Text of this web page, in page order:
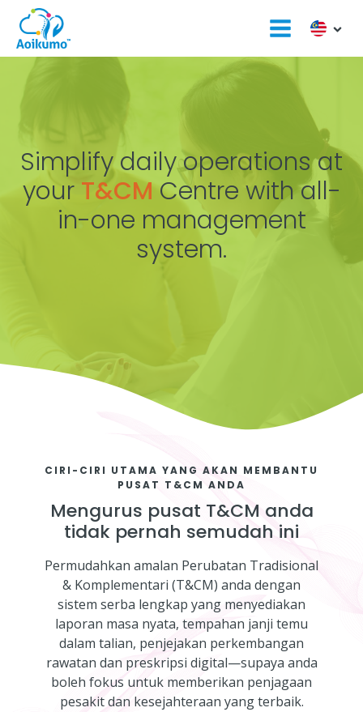
Simplify daily operations at
your T&CMCentre with all-
in-one management
system.
CIRI-CIRI UTAMA YANG AKAN MEMBANTU
PUSAT T&CM ANDA
Mengurus pusat T&CM anda
tidak pernah semudah ini
Permudahkan amalan Perubatan Tradisional
& Komplementari (T&CM) anda dengan
sistem serba lengkap yang menyediakan
laporan masa nyata, tempahan janji temu
dalam talian, penjejakan perkembangan
rawatan dan preskripsi digital—supaya anda
boleh fokus untuk memberikan penjagaan
pesakit dan kesejahteraan yang terbaik.